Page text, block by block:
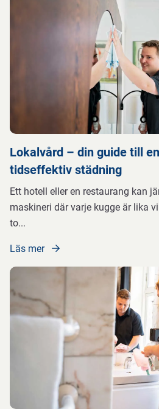
Lokalvård – din guide till
tidseffektiv städning
Ett hotell eller en restaurang kan
maskineri där varje kugge är lika
to...
Läs mer